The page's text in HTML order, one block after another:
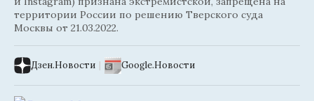
территории России по решению Тверского суда
Москвы от 21.03.2022.
Дзен.Новости | Google.Новости